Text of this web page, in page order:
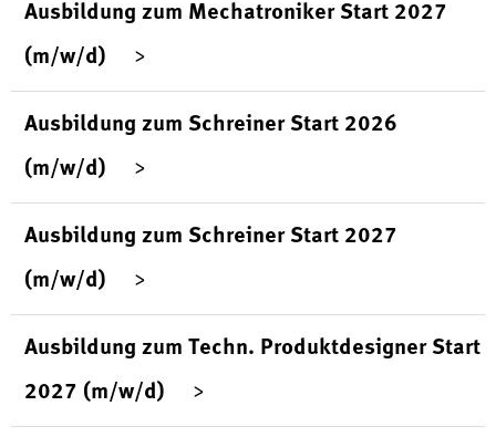
Ausbildung zum Mechatroniker Start 2027
(m/w/d)
Ausbildung zum Schreiner Start 2026
(m/w/d)
Ausbildung zum Schreiner Start 2027
(m/w/d)
Ausbildung zum Techn. Produktdesigner Start
2027 (m/w/d)